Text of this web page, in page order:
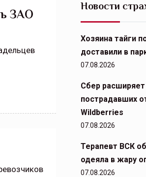
ЗАО
Новости
Хозяина тайги
доставили в
07.08.2026
Сбер
пострадавших
Wildberries
07.08.2026
Терапевт ВСК
одеяла в жару
07.08.2026